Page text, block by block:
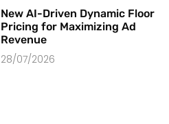
New AI-Driven Dynamic Floor
Pricing for Maximizing Ad
Revenue
28/07/2026